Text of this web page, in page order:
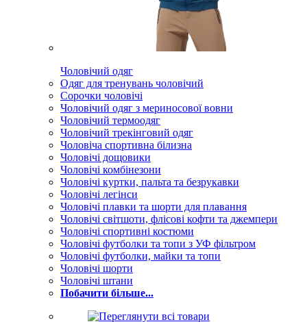
Чоловічий одяг
Одяг для тренувань чоловічий
Сорочки чоловічі
Чоловічий одяг з мериносової вовни
Чоловічий термоодяг
Чоловічий трекінговий одяг
Чоловіча спортивна білизна
Чоловічі дощовики
Чоловічі комбінезони
Чоловічі куртки, пальта та безрукавки
Чоловічі легінси
Чоловічі плавки та шорти для плавання
Чоловічі світшоти, флісові кофти та джемпери
Чоловічі спортивні костюми
Чоловічі футболки та топи з УФ фільтром
Чоловічі футболки, майки та топи
Чоловічі шорти
Чоловічі штани
Побачити більше...